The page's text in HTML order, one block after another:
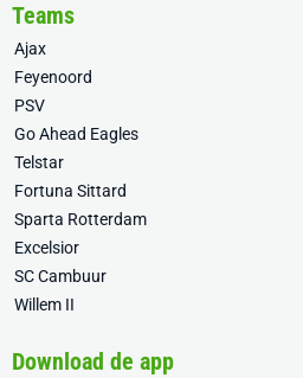
Teams
Ajax
Feyenoord
PSV
Go Ahead Eagles
Telstar
Fortuna Sittard
Sparta Rotterdam
Excelsior
SC Cambuur
Willem II
Download de app